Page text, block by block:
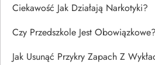
Ciekawość Jak Działają Narkotyki?
Czy Przedszkole Jest Obowiązkowe?
Jak Usunąć Przykry Zapach Z